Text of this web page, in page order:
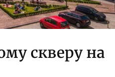
скверу на